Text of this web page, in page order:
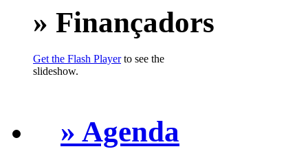
» Finançadors
Get the Flash Playerto see the
slideshow.
» Agenda